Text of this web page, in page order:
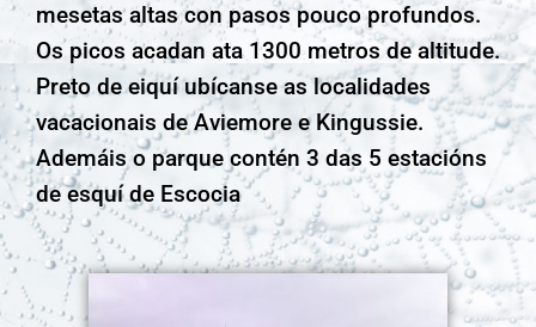
mesetas altas con pasos pouco profundos.
Os picos acadan ata 1300 metros de altitude.
Preto de eiquí ubícanse as localidades
vacacionais de Aviemore e Kingussie.
Ademáis o parque contén 3 das 5 estacións
de esquí de Escocia